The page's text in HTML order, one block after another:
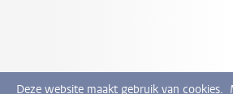
Deze website maakt gebruik van cookies.